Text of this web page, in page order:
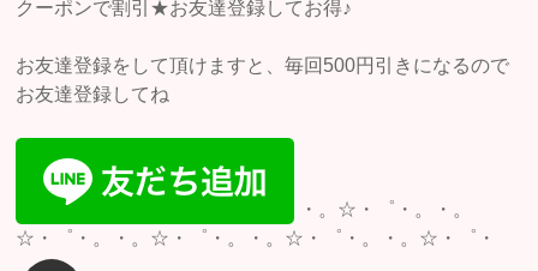
クーポンで割引★お友達登録してお得♪
お友達登録をして頂けますと、毎回500円引きになるので
お友達登録してね
・。☆・゜・。・。
☆・゜・。・。☆・゜・。・。☆・゜・。・。☆・゜・